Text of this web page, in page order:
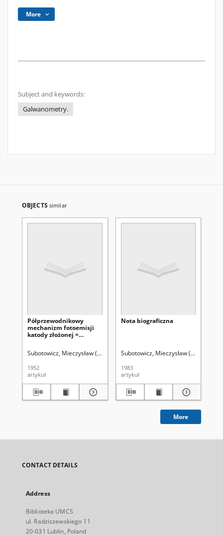
More
Subject and keywords:
Galwanometry.
OBJECTS similar
Półprzewodnikowy
mechanizm fotoemisji
katody złożonej =
složnogo katoda =
der Photoemission des
zusammengesetzten
Kathode
Subotowicz, Mieczysław (1924-2001). Hubicki, Włodzimierz (1914-
1952
artykuł
Nota biograficzna
Subotowicz, Mieczysław (1924-
1983
artykuł
More
CONTACT DETAILS
Address
Biblioteka UMCS
ul. Radziszewskiego 11
20-031 Lublin, Poland